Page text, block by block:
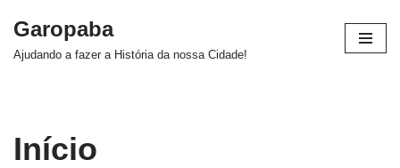
Pular
Garopaba
Ajudando a fazer a História da nossa Cidade!
Início